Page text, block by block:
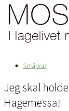
Småprat
Jeg skal
Hagemessa!